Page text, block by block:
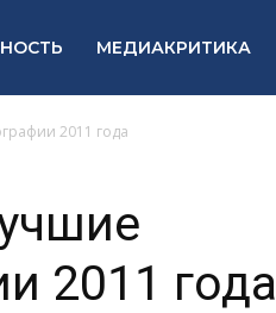
МЕДИАКРИТИКА
2011 года
2011 года